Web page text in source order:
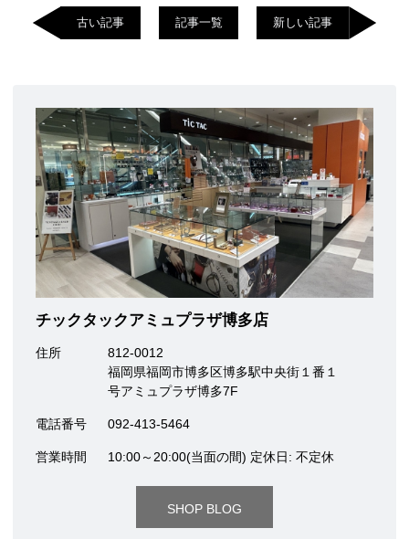
古い記事 記事一覧 新しい記事
チックタックアミュプラザ博多店
住所
812-0012
福岡県福岡市博多区博多駅中央街１番１
号アミュプラザ博多7F
電話番号 092-413-5464
営業時間 10:00～20:00(当面の間) 定休日: 不定休
SHOP BLOG